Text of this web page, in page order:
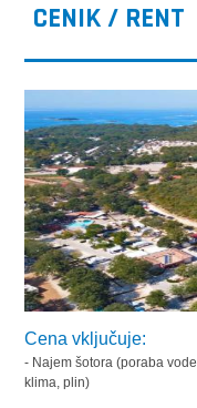
CENIK / RENT
Cena vključuje:
- Najem šotora (poraba
klima, plin)